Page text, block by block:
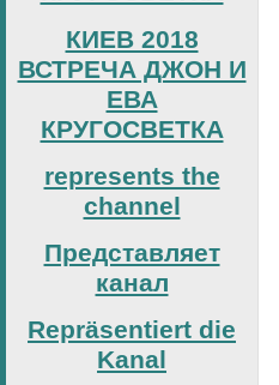
КИЕВ 2018
ВСТРЕЧА ДЖОН И
ЕВА
КРУГОСВЕТКА
represents the
channel
Представляет
канал
Repräsentiert die
Kanal